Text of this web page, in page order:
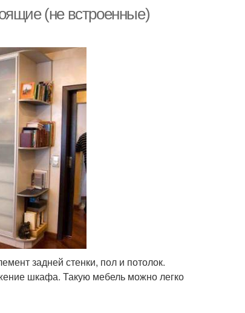
(не встроенные)
задней стенки, пол и потолок.
шкафа. Такую мебель можно легко